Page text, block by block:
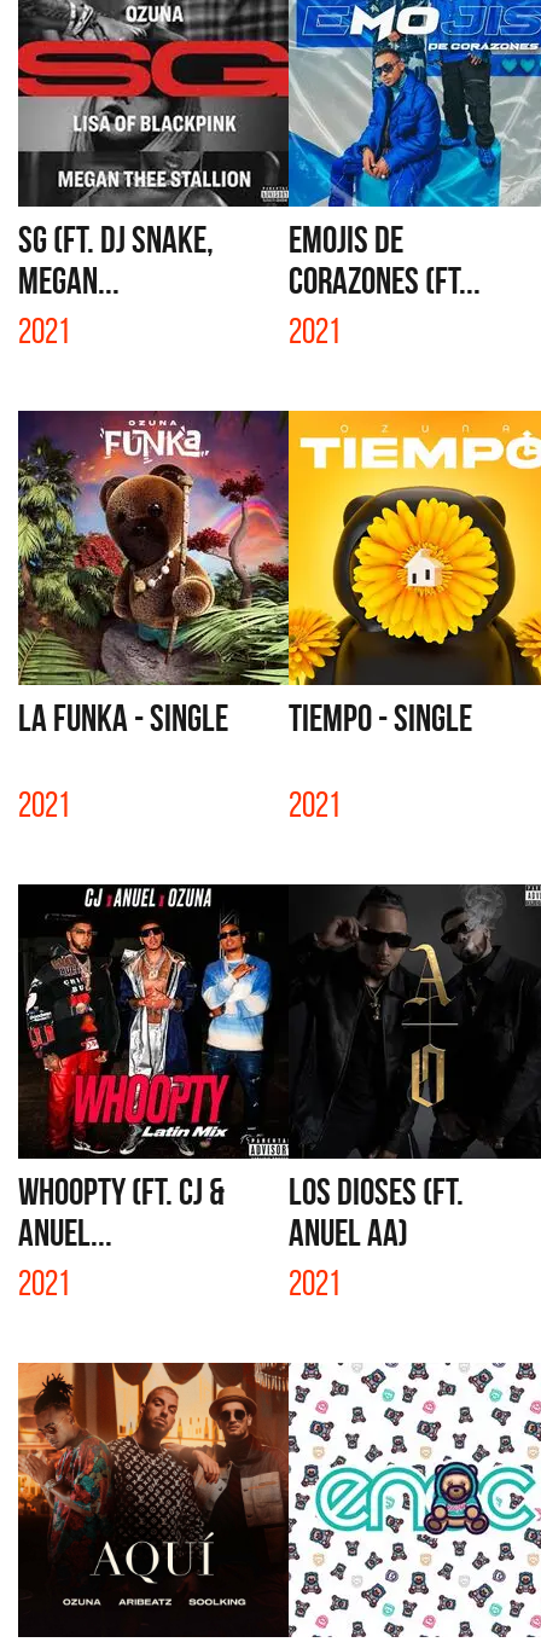
SG (FT. DJ SNAKE,
MEGAN...
2021
EMOJIS DE
CORAZONES (FT...
2021
LA FUNKA - SINGLE
2021
TIEMPO - SINGLE
2021
WHOOPTY (FT. CJ &
ANUEL...
2021
LOS DIOSES (FT.
ANUEL AA)
2021